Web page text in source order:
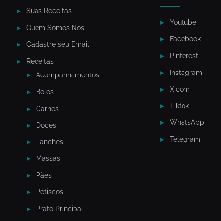
Suas Receitas
Quem Somos Nós
Cadastre seu Email
Receitas
Acompanhamentos
Bolos
Carnes
Doces
Lanches
Massas
Pães
Petiscos
Prato Principal
Youtube
Facebook
Pinterest
Instagram
X.com
Tiktok
WhatsApp
Telegram